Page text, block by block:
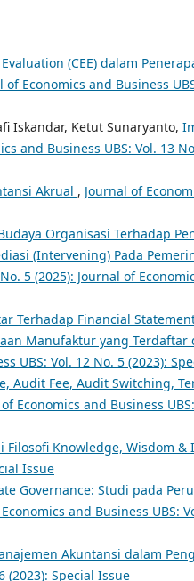
(CEE) dalam
of Economics and Business
Iskandar, Ketut Sunaryanto,
and Business UBS: Vol. 13
Akrual , Journal of
Organisasi Terhadap
(Intervening) Pada
5 (2025): Journal of
Terhadap Financial
Manufaktur yang Terdaftar
UBS: Vol. 12 No. 5 (2023):
Audit Fee, Audit Switching,
Economics and Business
Knowledge, Wisdom &
Issue
Governance: Studi pada
and Business UBS:
Akuntansi dalam
(2023): Special Issue